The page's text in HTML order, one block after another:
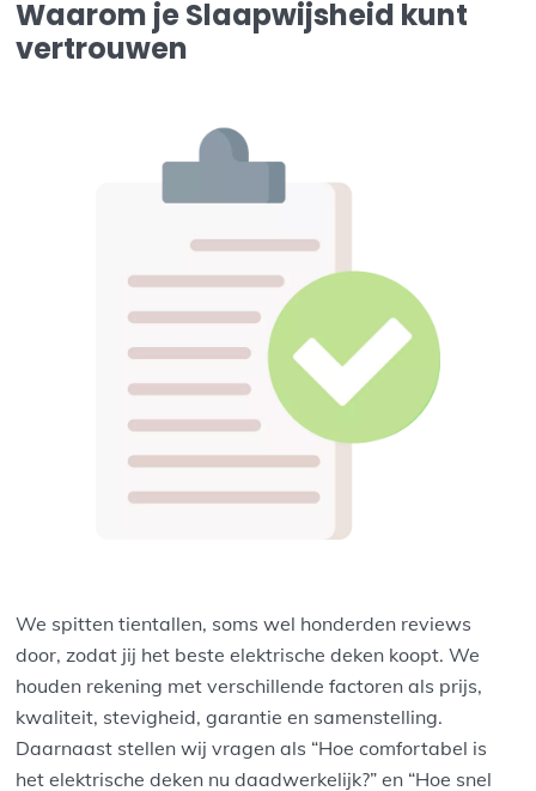
Waarom je Slaapwijsheid kunt
vertrouwen
We spitten tientallen, soms wel honderden reviews
door, zodat jij het beste elektrische deken koopt. We
houden rekening met verschillende factoren als prijs,
kwaliteit, stevigheid, garantie en samenstelling.
Daarnaast stellen wij vragen als “Hoe comfortabel is
het elektrische deken nu daadwerkelijk?” en “Hoe snel